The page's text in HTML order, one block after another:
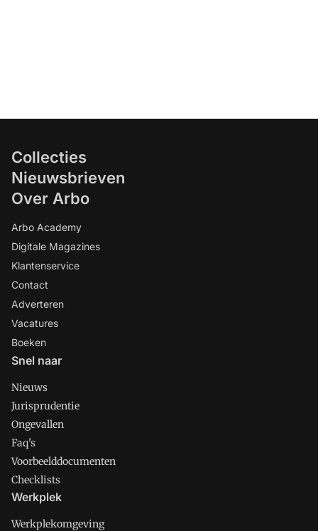
Collecties
Nieuwsbrieven
Over Arbo
Arbo Academy
Digitale Magazines
Klantenservice
Contact
Adverteren
Vacatures
Boeken
Snel naar
Nieuws
Jurisprudentie
Ongevallen
Faq's
Voorbeelddocumenten
Checklists
Werkplek
Werkplekomgeving